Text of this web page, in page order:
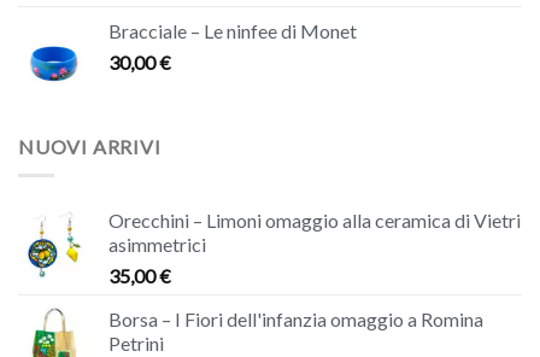
Bracciale – Le ninfee di Monet
30,00€
NUOVI ARRIVI
Orecchini – Limoni omaggio alla ceramica di Vietri
asimmetrici
35,00€
Borsa – I Fiori dell'infanzia omaggio a Romina
Petrini